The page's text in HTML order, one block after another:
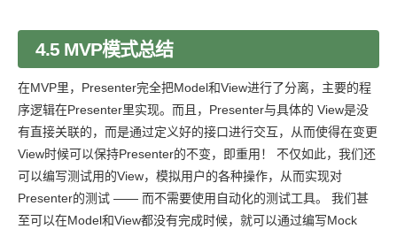
4.5 MVP模式总结
在MVP里，Presenter完全把Model和View进行了分离，主要的程
序逻辑在Presenter里实现。而且，Presenter与具体的 View是没
有直接关联的，而是通过定义好的接口进行交互，从而使得在变更
View时候可以保持Presenter的不变，即重用！ 不仅如此，我们还
可以编写测试用的View，模拟用户的各种操作，从而实现对
Presenter的测试 —— 而不需要使用自动化的测试工具。 我们甚
至可以在Model和View都没有完成时候，就可以通过编写Mock